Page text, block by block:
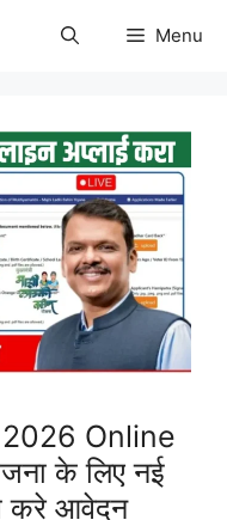
Menu
Online
के लिए नई
करे आवेदन